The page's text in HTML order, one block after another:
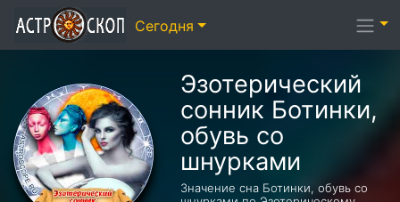
Эзотерический
cонник Ботинки,
обувь со
шнурками
Значение сна Ботинки, обувь со
Сегодня